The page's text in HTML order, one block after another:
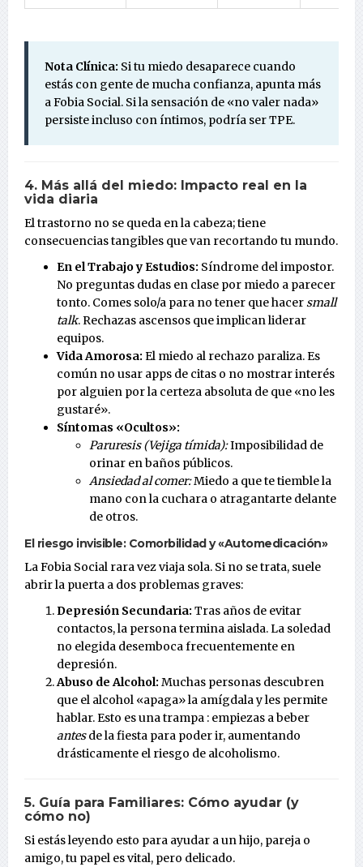
Nota Clínica: Si tu miedo desaparece cuando
estás con gente de mucha confianza, apunta más
a Fobia Social. Si la sensación de «no valer nada»
persiste incluso con íntimos, podría ser TPE.
4. Más allá del miedo: Impacto real en la
vida diaria
El trastorno no se queda en la cabeza; tiene
consecuencias tangibles que van recortando tu mundo.
En el Trabajo y Estudios: Síndrome del impostor.
No preguntas dudas en clase por miedo a parecer
tonto. Comes solo/a para no tener que hacersmall
talk. Rechazas ascensos que implican liderar
equipos.
Vida Amorosa: El miedo al rechazo paraliza. Es
común no usar apps de citas o no mostrar interés
por alguien por la certeza absoluta de que «no les
gustaré».
Síntomas «Ocultos»:
Paruresis (Vejiga tímida):Imposibilidad de
orinar en baños públicos.
Ansiedad al comer:Miedo a que te tiemble la
mano con la cuchara o atragantarte delante
de otros.
El riesgo invisible: Comorbilidad y «Automedicación»
La Fobia Social rara vez viaja sola. Si no se trata, suele
abrir la puerta a dos problemas graves:
Depresión Secundaria: Tras años de evitar
contactos, la persona termina aislada. La soledad
no elegida desemboca frecuentemente en
depresión.
Abuso de Alcohol: Muchas personas descubren
que el alcohol «apaga» la amígdala y les permite
hablar. Esto es una trampa : empiezas a beber
antesde la fiesta para poder ir, aumentando
drásticamente el riesgo de alcoholismo.
5. Guía para Familiares: Cómo ayudar (y
cómo no)
Si estás leyendo esto para ayudar a un hijo, pareja o
amigo, tu papel es vital, pero delicado.